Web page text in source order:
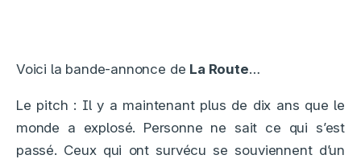
Voici la bande-annonce de La Route…
Le pitch : Il y a maintenant plus de dix ans que le
monde a explosé. Personne ne sait ce qui s’est
passé. Ceux qui ont survécu se souviennent d’un